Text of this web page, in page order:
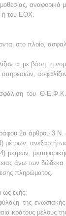
αναφορικά
ή του ΕΟΧ.
στο πλοίο,
με βάση
του Θ-
2α άρθρου 3 Ν.
μέτρων,
μέτρων,
άνω των
πληρώματος.
ως εξής:
της
κράτους μέλους